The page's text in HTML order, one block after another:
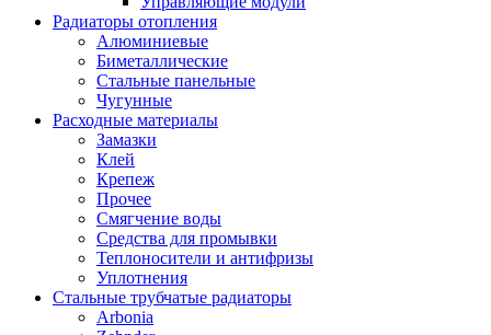
Радиаторы отопления
Алюминиевые
Биметаллические
Стальные панельные
Чугунные
Расходные материалы
Замазки
Клей
Крепеж
Прочее
Смягчение воды
Средства для промывки
Теплоносители и антифризы
Уплотнения
Стальные трубчатые радиаторы
Arbonia